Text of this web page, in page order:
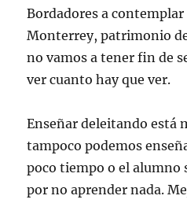
Bordadores a contemplar
Monterrey, patrimonio
no vamos a tener fin de
ver cuanto hay que ver.
Enseñar deleitando está
tampoco podemos
poco tiempo o el alumno
por no aprender nada.